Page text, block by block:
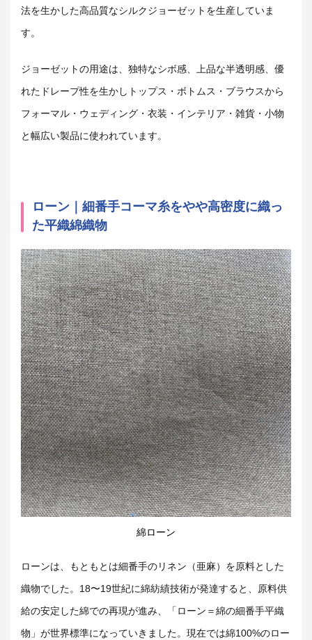
法を生かした高品質なシルクジョーゼットを生産していま
す。
ジョーゼットの用途は、独特なシボ感、上品な半透明感、優
れたドレープ性を生かしトップス・ボトムス・ブラウスから
フォーマル・ウェディング・衣装・インテリア・雑貨・小物
と幅広い製品に使われています。
ローン｜細番手コーマ糸をやや高密度に織っ
た平織綿織物
綿ローン
ローンは、もともとは細番手のリネン（亜麻）を原料とした
織物でした。18〜19世紀に綿紡績技術が発達すると、原料供
給の安定した綿での再現が進み、「ローン＝綿の細番手平織
物」が世界標準になっていきました。現在では綿100%のロー